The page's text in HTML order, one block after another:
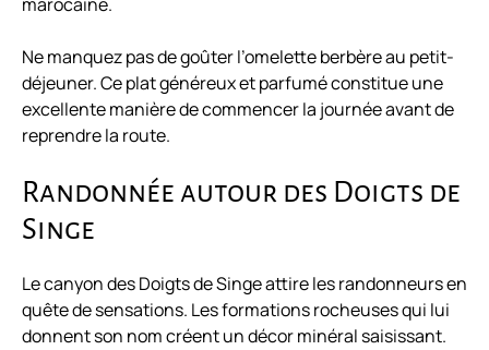
marocaine.
Ne manquez pas de goûter l’omelette berbère au petit-
déjeuner. Ce plat généreux et parfumé constitue une
excellente manière de commencer la journée avant de
reprendre la route.
Randonnée autour des Doigts de
Singe
Le canyon des Doigts de Singe attire les randonneurs en
quête de sensations. Les formations rocheuses qui lui
donnent son nom créent un décor minéral saisissant.